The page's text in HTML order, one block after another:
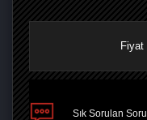
Fiyat
Sık Sorulan